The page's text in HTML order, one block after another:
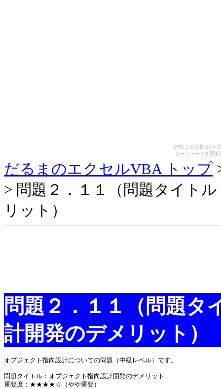
[PR] この広告は3ヶ
ホームページを更
だるまのエクセルVBA トップ
> 問題２．１１（問題タイト
リット）
問題２．１１（問題タ
計開発のデメリット）
オブジェクト指向設計についての問題（中級レベル）です。
問題タイトル：オブジェクト指向設計開発のデメリット
重要度：★★★★☆（やや重要）